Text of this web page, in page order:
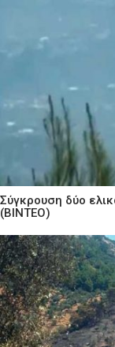
Σύγκρουση δύο
(ΒΙΝΤΕΟ)